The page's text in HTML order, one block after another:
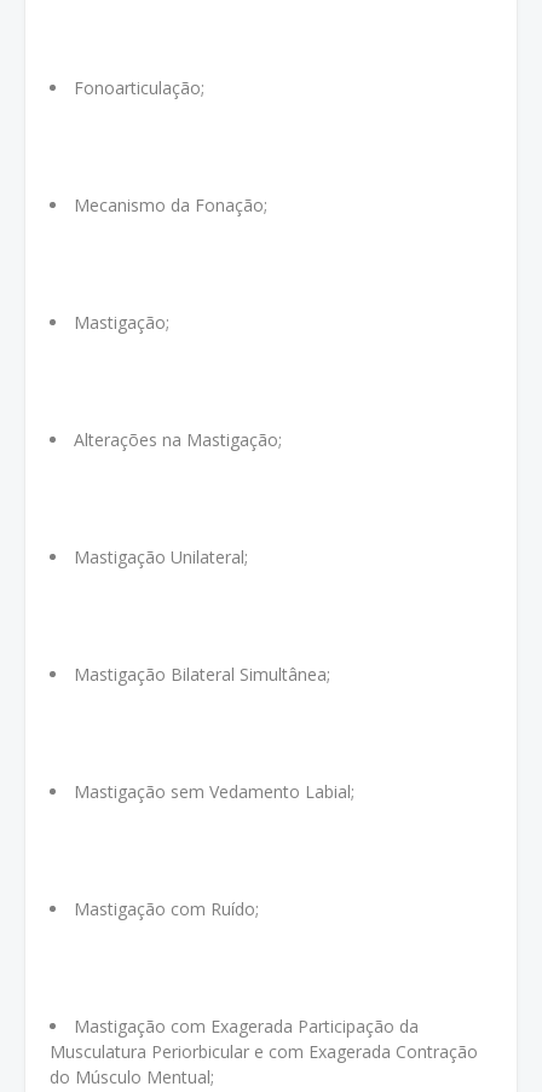
Fonoarticulação;
Mecanismo da Fonação;
Mastigação;
Alterações na Mastigação;
Mastigação Unilateral;
Mastigação Bilateral Simultânea;
Mastigação sem Vedamento Labial;
Mastigação com Ruído;
Mastigação com Exagerada Participação da
Musculatura Periorbicular e com Exagerada Contração
do Músculo Mentual;